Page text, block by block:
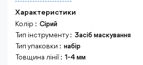
Характеристики
Колір : Сірий
Тип інструменту : Засіб маскування
Тип упаковки : набір
Товщина лінії : 1-4 мм